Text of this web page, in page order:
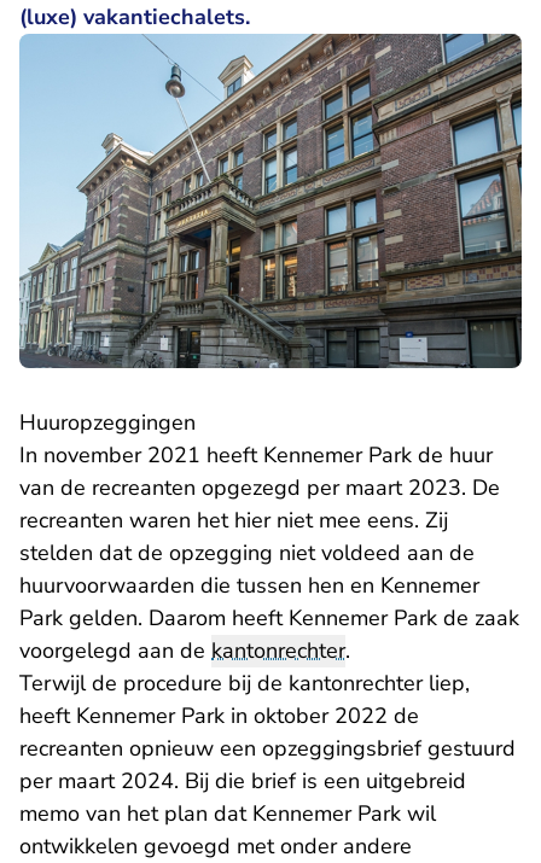
(luxe) vakantiechalets.
Huuropzeggingen
In november 2021 heeft Kennemer Park de huur
van de recreanten opgezegd per maart 2023. De
recreanten waren het hier niet mee eens. Zij
stelden dat de opzegging niet voldeed aan de
huurvoorwaarden die tussen hen en Kennemer
Park gelden. Daarom heeft Kennemer Park de zaak
voorgelegd aan de kantonrechter.
Terwijl de procedure bij de kantonrechter liep,
heeft Kennemer Park in oktober 2022 de
recreanten opnieuw een opzeggingsbrief gestuurd
per maart 2024. Bij die brief is een uitgebreid
memo van het plan dat Kennemer Park wil
ontwikkelen gevoegd met onder andere